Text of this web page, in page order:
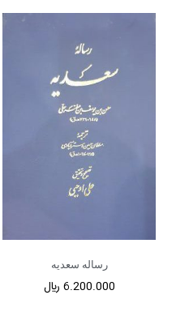
رساله سعدیه
6.200.000 ﷼